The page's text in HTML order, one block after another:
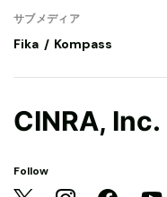
サブメディア
Fika Kompass
CINRA, Inc.
Follow